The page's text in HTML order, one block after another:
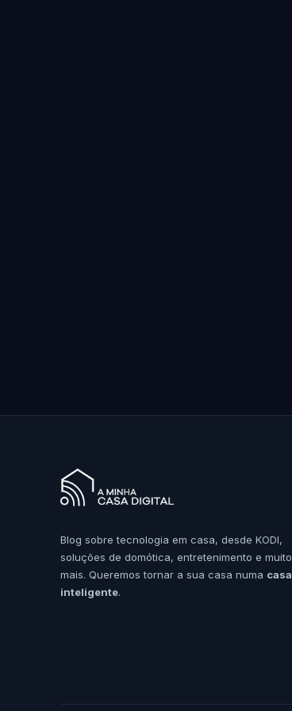
Blog sobre tecnologia em casa, desde KODI,
soluções de domótica, entretenimento e muito
mais. Queremos tornar a sua casa numa casa
inteligente.